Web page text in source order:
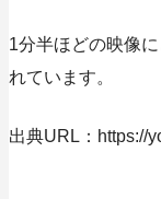
1分半ほどの映像
れています。
出典URL：https://